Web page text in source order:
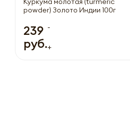
powder) Золото Индии 100г
239
руб.
-
+